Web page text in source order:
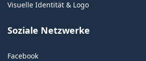
Visuelle Identität & Logo
Soziale Netzwerke
Facebook